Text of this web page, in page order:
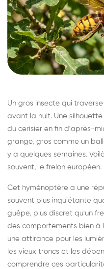
Un gros insecte qui
avant la nuit. Une
du cerisier en fin d'après-
grange, gros comme un
y a quelques semaines.
souvent, le frelon européen.
Cet hyménoptère a une
souvent plus inquiétante
guêpe, plus discret qu'un
des comportements bien à
une attirance pour les
les vieux troncs et les
comprendre ces